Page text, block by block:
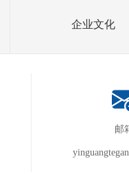
企业文化
邮